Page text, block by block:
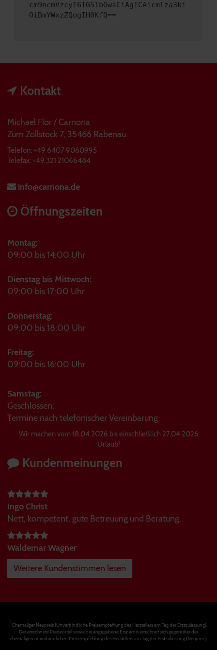
cm9ncmVzcyI6IG51bGwsCiAgICAicmlza3ki
OiBmYWxzZQogIH0KfQ==
Kontakt
Michael Flor / Carnona
Zum Zollstock 7, 35466 Rabenau
Telefon: +49 6407 9060995
Telefax: +49 321 21066484
info@carnona.de
Öffnungszeiten
Montag:
09:00 bis 14:00 Uhr
Dienstag bis Mittwoch:
09:00 bis 17:00 Uhr
Donnerstag:
09:00 bis 18:00 Uhr
Freitag:
09:00 bis 16:00 Uhr
Samstag:
Geschlossen:
Termine nach telefonischer Vereinbarung
Wir machen vom 18.04.2026 bis einschließlich 27.04.2026
Urlaub!
Kundenmeinungen
Ingo Christ
Nett, kompetent, gute Betreuung und Beratung.
Waldemar Wagner
Weitere Kundenstimmen lesen
1Ehemaliger Neupreis (Unverbindliche Preisempfehlung des Herstellers am Tag der Erstzulassung).
Der errechnete Preisvorteil sowie die angegebene Ersparnis errechnet sich gegenüber der
ehemaligen unverbindlichen Preisempfehlung des Herstellers am Tag der Erstzulassung (Neupreis).